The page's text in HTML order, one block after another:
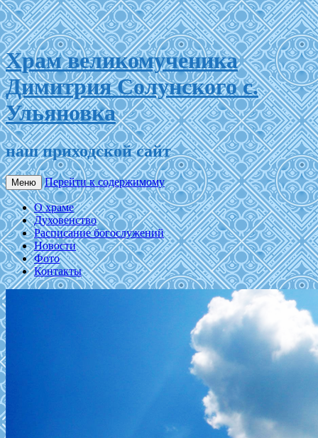
Храм великомученика
Димитрия Солунского с.
Ульяновка
наш приходской сайт
Меню Перейти к содержимому
О храме
Духовенство
Расписание богослужений
Новости
Фото
Контакты